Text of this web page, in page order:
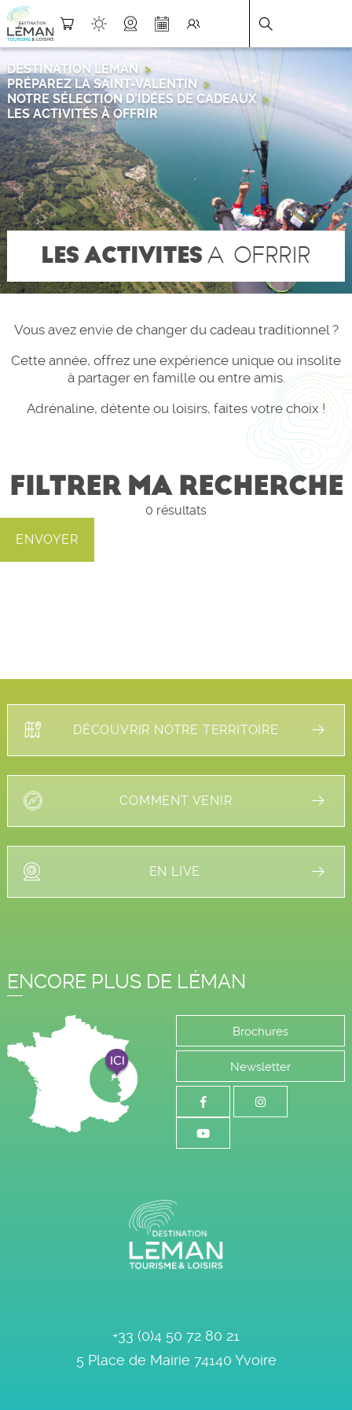
LES ACTIVITESA OFRRIR
DESTINATION LÉMAN >
PRÉPAREZ LA SAINT-VALENTIN >
NOTRE SÉLECTION D’IDÉES DE CADEAUX >
LES ACTIVITÉS À OFFRIR
Vous avez envie de changer du cadeau traditionnel ?
Cette année, offrez une expérience unique ou insolite
à partager en famille ou entre amis.
Adrénaline, détente ou loisirs, faites votre choix !
FILTRER MA RECHERCHE
0 résultats
DÉCOUVRIR NOTRE TERRITOIRE
COMMENT VENIR
EN LIVE
+33 (0)4 50 72 80 21
5 Place de Mairie 74140 Yvoire
ENCORE PLUS DE LÉMAN
Brochures
Newsletter